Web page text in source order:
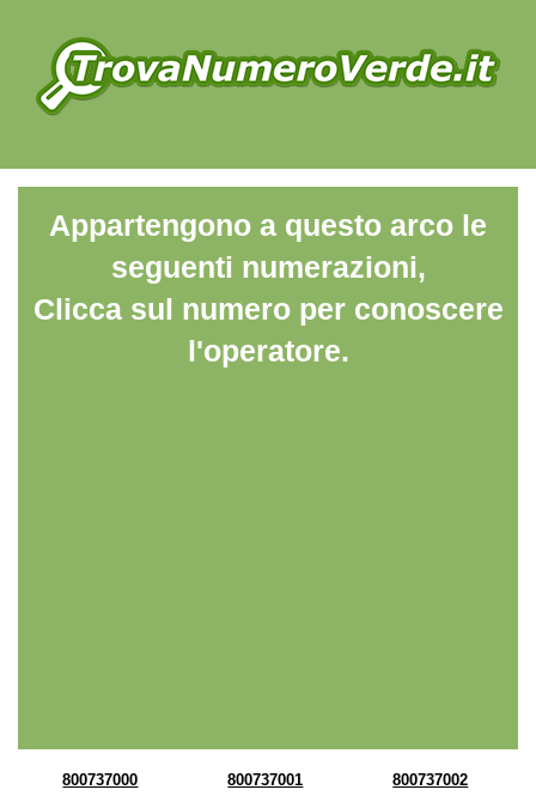
Appartengono a questo arco le
seguenti numerazioni,
Clicca sul numero per conoscere
l'operatore.
800737000 800737001 800737002